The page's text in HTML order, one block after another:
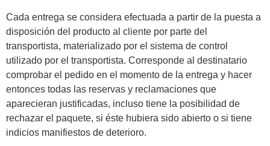
Cada entrega se considera efectuada a partir de la puesta a
disposición del producto al cliente por parte del
transportista, materializado por el sistema de control
utilizado por el transportista. Corresponde al destinatario
comprobar el pedido en el momento de la entrega y hacer
entonces todas las reservas y reclamaciones que
aparecieran justificadas, incluso tiene la posibilidad de
rechazar el paquete, si éste hubiera sido abierto o si tiene
indicios manifiestos de deterioro.